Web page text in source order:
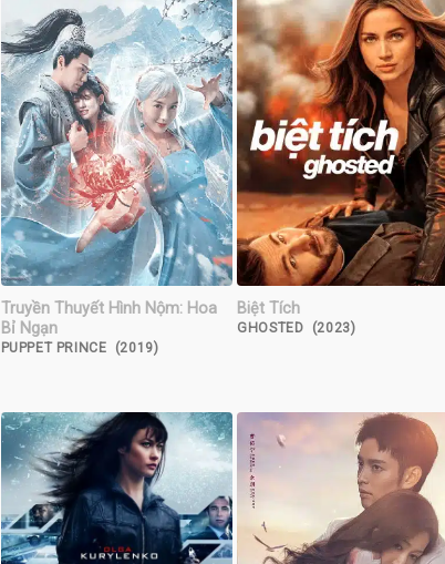
Truyền Thuyết Hình Nộm: Hoa
Bỉ Ngạn
PUPPET PRINCE (2019)
Biệt Tích
GHOSTED (2023)